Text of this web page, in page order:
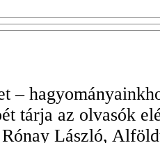
–
tárja az olvasók
László,